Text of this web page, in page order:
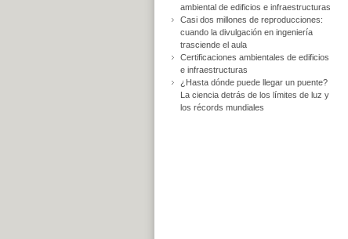
ambiental de edificios e infraestructuras
Casi dos millones de reproducciones:
cuando la divulgación en ingeniería
trasciende el aula
Certificaciones ambientales de edificios
e infraestructuras
¿Hasta dónde puede llegar un puente?
La ciencia detrás de los límites de luz y
los récords mundiales